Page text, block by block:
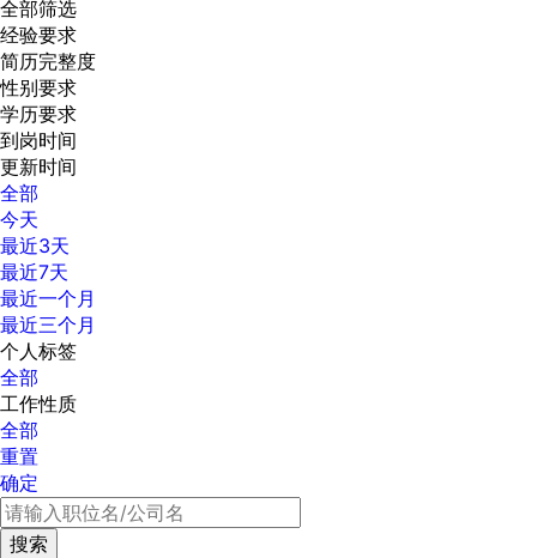
全部筛选
经验要求
简历完整度
性别要求
学历要求
到岗时间
更新时间
全部
今天
最近3天
最近7天
最近一个月
最近三个月
个人标签
全部
工作性质
全部
重置
确定